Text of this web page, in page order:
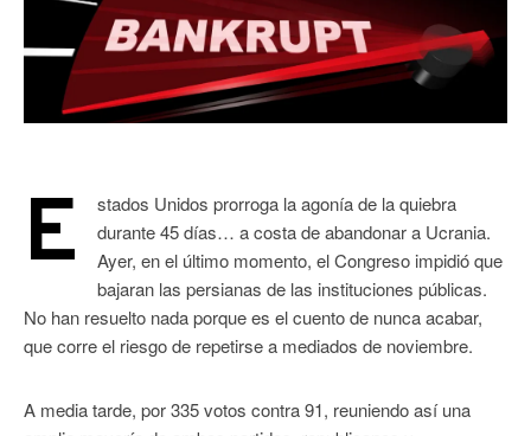
E
stados Unidos prorroga la agonía de la quiebra
durante 45 días… a costa de abandonar a Ucrania.
Ayer, en el último momento, el Congreso impidió que
bajaran las persianas de las instituciones públicas.
No han resuelto nada porque es el cuento de nunca acabar,
que corre el riesgo de repetirse a mediados de noviembre.
A media tarde, por 335 votos contra 91, reuniendo así una